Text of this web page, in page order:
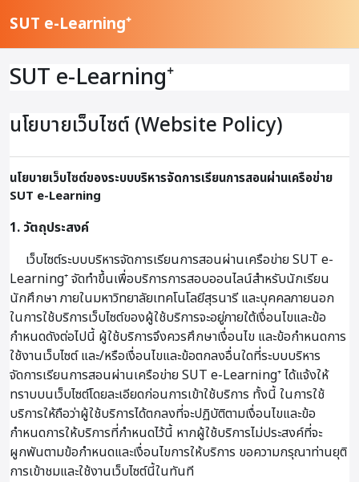
SUT e-Learning⁺
SUT e-Learning⁺
นโยบายเว็บไซต์ (Website Policy)
นโยบายเว็บไซต์ของระบบบริหารจัดการเรียนการสอนผ่านเครือข่าย
SUT e-Learning
1. วัตถุประสงค์
เว็บไซต์ระบบบริหารจัดการเรียนการสอนผ่านเครือข่าย SUT e-
Learning⁺ จัดทำขึ้นเพื่อบริการการสอบออนไลน์สำหรับนักเรียน
นักศึกษา ภายในมหาวิทยาลัยเทคโนโลยีสุรนารี และบุคคลภายนอก
ในการใช้บริการเว็บไซต์ของผู้ใช้บริการจะอยู่ภายใต้เงื่อนไขและข้อ
กำหนดดังต่อไปนี้ ผู้ใช้บริการจึงควรศึกษาเงื่อนไข และข้อกำหนดการ
ใช้งานเว็บไซต์ และ/หรือเงื่อนไขและข้อตกลงอื่นใดที่ระบบบริหาร
จัดการเรียนการสอนผ่านเครือข่าย SUT e-Learning⁺ ได้แจ้งให้
ทราบบนเว็บไซต์โดยละเอียดก่อนการเข้าใช้บริการ ทั้งนี้ ในการใช้
บริการให้ถือว่าผู้ใช้บริการได้ตกลงที่จะปฏิบัติตามเงื่อนไขและข้อ
กำหนดการให้บริการที่กำหนดไว้นี้ หากผู้ใช้บริการไม่ประสงค์ที่จะ
ผูกพันตามข้อกำหนดและเงื่อนไขการให้บริการ ขอความกรุณาท่านยุติ
การเข้าชมและใช้งานเว็บไซต์นี้ในทันที